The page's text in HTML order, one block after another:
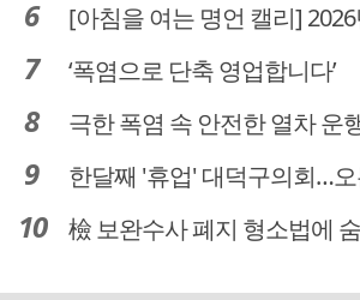
[아침을 여는 명언 캘리] 2026년
‘폭염으로 단축 영업합니다’
극한 폭염 속 안전한 열차 운행
한달째 '휴업' 대덕구의회…오는 10일
檢 보완수사 폐지 형소법에 숨은 ‘이의신청 3개월